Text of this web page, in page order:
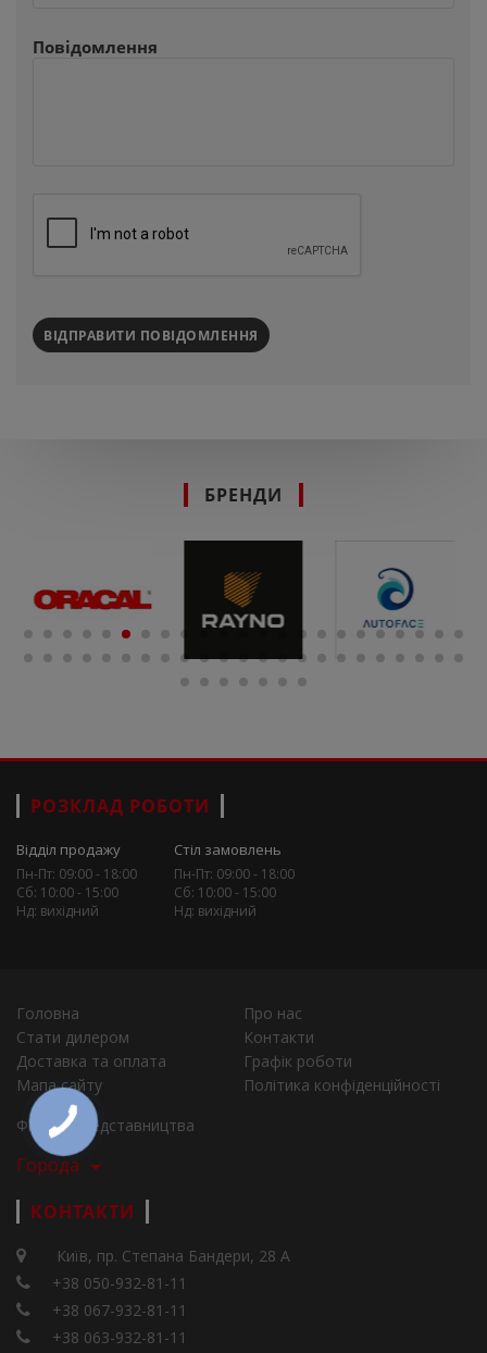
Повідомлення
ВІДПРАВИТИ ПОВІДОМЛЕННЯ
БРЕНДИ
РОЗКЛАД РОБОТИ
Відділ продажу
Пн-Пт: 09:00 - 18:00
Сб: 10:00 - 15:00
Нд: вихідний
Стіл замовлень
Пн-Пт: 09:00 - 18:00
Сб: 10:00 - 15:00
Нд: вихідний
Головна
Про нас
Стати дилером
Контакти
Доставка та оплата
Графік роботи
Мапа сайту
Політика конфіденційності
Філії та представництва
Города
КОНТАКТИ
Київ, пр. Степана Бандери, 28 А
+38 050-932-81-11
+38 067-932-81-11
+38 063-932-81-11